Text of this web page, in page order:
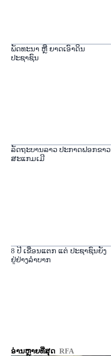
ພັດທະນາ ຫຼື ຍາດເອົາດິນ
ປະຊາຊົນ
ລັດຖະບານລາວ ປະກາດຟອກຂາວ
ສະແກມເມີ
8 ປີ ເຂື່ອນແຕກ ແຕ່ ປະຊາຊົນຍັງ
ຢູ່ຢ່າງລໍາບາກ
ອ່ານຫຼາຍທີ່ສຸດ RFA